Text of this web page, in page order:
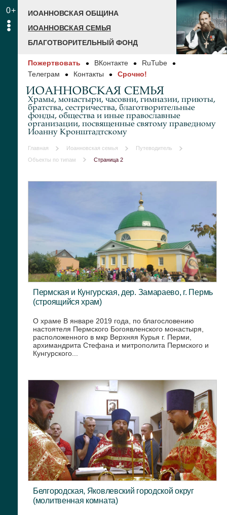
0+
ИОАННОВСКАЯ ОБЩИНА
ИОАННОВСКАЯ СЕМЬЯ
БЛАГОТВОРИТЕЛЬНЫЙ ФОНД
Пожертвовать ВКонтакте
RuTube
Телеграм
Контакты Срочно!
ИОАННОВСКАЯ СЕМЬЯ
Храмы, монастыри, часовни, гимназии, приюты,
братства, сестричества, благотворительные
фонды, общества и иные православные
организации, посвященные святому праведному
Иоанну Кронштадтскому
Главная Иоанновская семья
Путеводитель
Объекты по типам
Страница 2
Пермская и Кунгурская, дер. Замараево, г. Пермь
(строящийся храм)
О храме В январе 2019 года, по благословению
настоятеля Пермского Богоявленского монастыря,
расположенного в мкр Верхняя Курья г. Перми,
архимандрита Стефана и митрополита Пермского и
Кунгурского...
Белгородская, Яковлевский городской округ
(молитвенная комната)